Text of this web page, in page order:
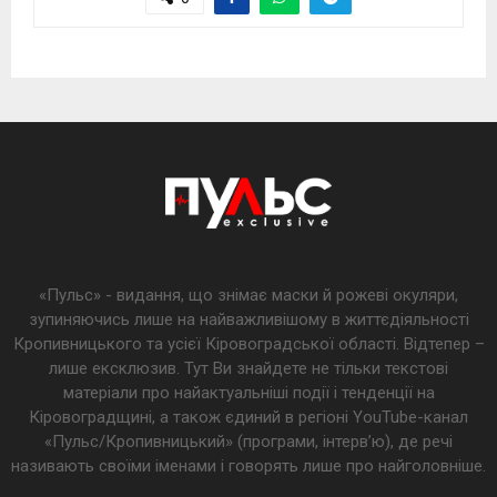
«Пульс» - видання, що знімає маски й рожеві окуляри,
зупиняючись лише на найважливішому в життєдіяльності
Кропивницького та усієї Кіровоградської області. Відтепер –
лише ексклюзив. Тут Ви знайдете не тільки текстові
матеріали про найактуальніші події і тенденції на
Кіровоградщині, а також єдиний в регіоні YouTube-канал
«Пульс/Кропивницький» (програми, інтерв’ю), де речі
називають своїми іменами і говорять лише про найголовніше.